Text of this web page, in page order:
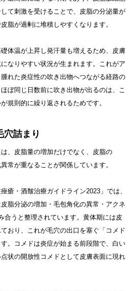
て刺激を受けることで、皮脂の分泌量が
脂が過剰に堆積しやすくなります。
体温が上昇し発汗量も増えるため、皮膚
なりやすい状況が生まれます。これがア
れた炎症性の吹き出物へつながる経路の
ぼ同じ日数前に吹き出物が出るのは、こ
規則的に繰り返されるためです。
穴詰まり
、皮脂量の増加だけでなく、皮脂の
常が重なることが関係しています。
瘡・酒皶治療ガイドライン2023」では、
脂分泌の増加・毛包角化の異常・アクネ
合うと整理されています。黄体期には皮
おり、これが毛穴の出口を塞ぐ「コメド
す。コメドは炎症が始まる前段階で、白い
状の開放性コメドとして皮膚表面に現れ